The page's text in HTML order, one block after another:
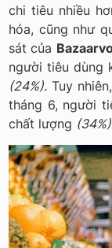
chi tiêu nhiều
hóa, cũng như
sát của
người tiêu dùng
(24%). Tuy
tháng 6, người
chất lượng